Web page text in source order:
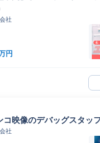
社
円
コ映像のデバッグスタッ
社